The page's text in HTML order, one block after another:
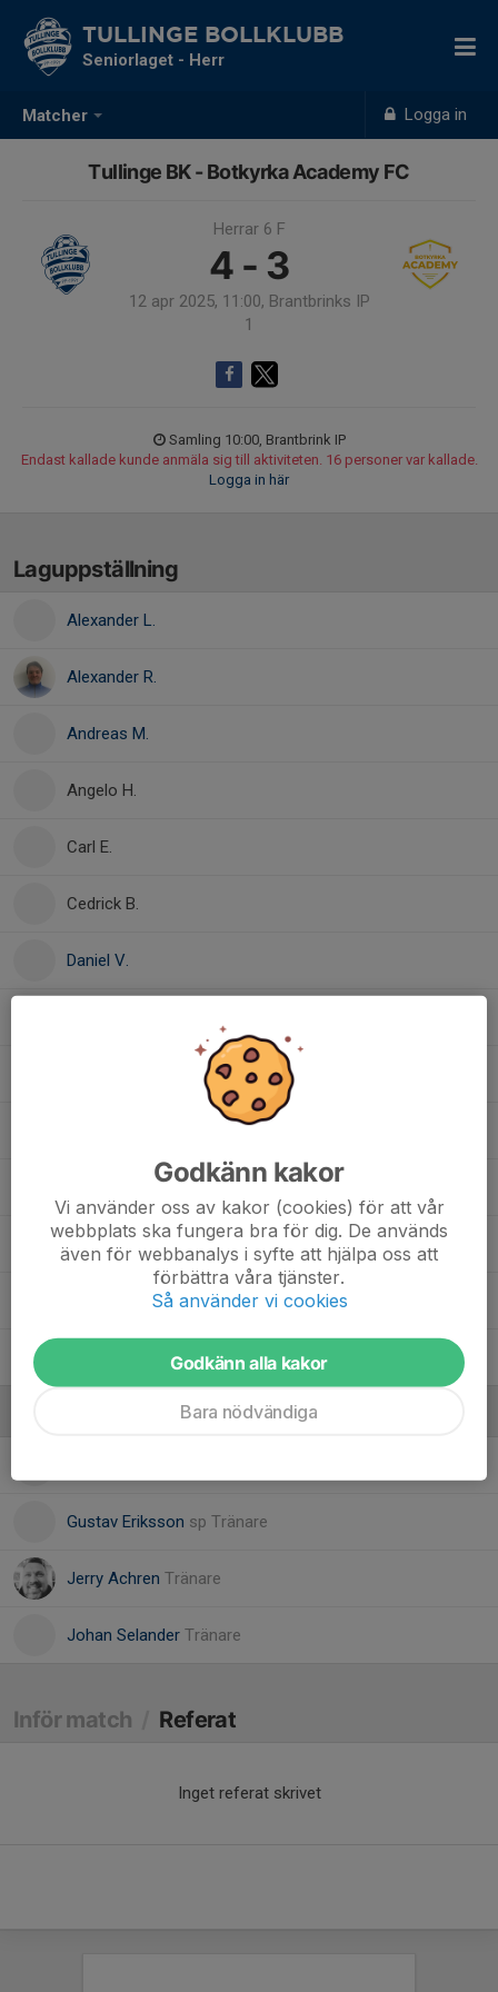
Matcher Logga in
TULLINGE BOLLKLUBB
Seniorlaget - Herr
Tullinge BK - Botkyrka Academy FC
Herrar 6 F
4 - 3
12 apr 2025, 11:00, Brantbrinks IP
1
Samling 10:00, Brantbrink IP
Endast kallade kunde anmäla sig till aktiviteten. 16 personer var kallade.
Logga in här
Laguppställning
Alexander L.
Alexander R.
Andreas M.
Angelo H.
Carl E.
Cedrick B.
Daniel V.
Rehan H.
Gustav Eriksson sp Tränare
Jerry Achren Tränare
Johan Selander Tränare
Inför match Referat
Inget referat skrivet
Godkänn kakor
Vi använder oss av kakor (cookies) för att vår
webbplats ska fungera bra för dig. De används
även för webbanalys i syfte att hjälpa oss att
förbättra våra tjänster.
Så använder vi cookies
Godkänn alla kakor
Bara nödvändiga